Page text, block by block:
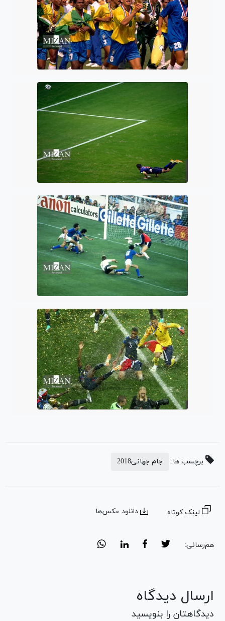
برچسب ها: جام جهانی2018
لینک کوتاه دانلود عکس‌ها
هم‌رسانی:
ارسال دیدگاه
دیدگاهتان را بنویسید